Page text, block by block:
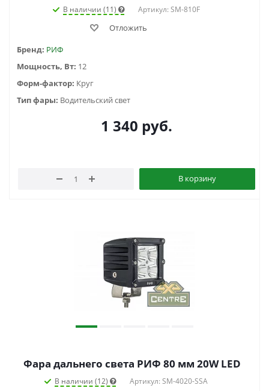
В наличии (11) Артикул: SM-810F
Отложить
Бренд: РИФ
Мощность, Вт: 12
Форм-фактор: Круг
Тип фары: Водительский свет
1 340 руб.
В корзину
Фара дальнего света РИФ 80 мм 20W LED
В наличии (12) Артикул: SM-4020-SSA